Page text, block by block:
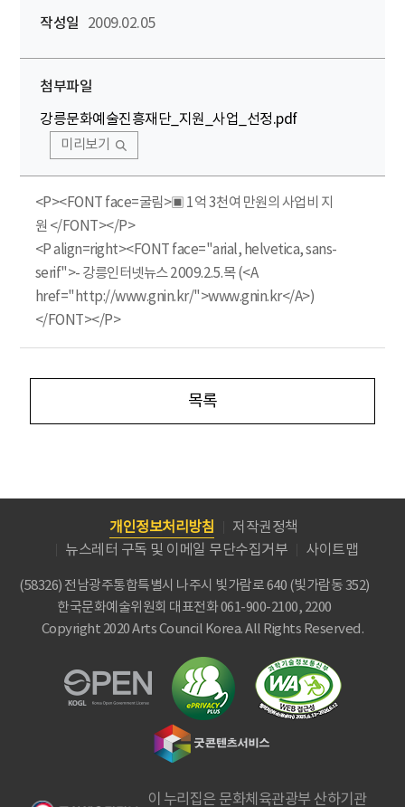
작성일
2009.02.05
첨부파일
강릉문화예술진흥재단_지원_사업_선정.pdf
미리보기
<P><FONT face=굴림>▣ 1억 3천여 만원의 사업비 지
원 </FONT></P>
<P align=right><FONT face="arial, helvetica, sans-
serif">- 강릉인터넷뉴스 2009.2.5.목 (<A
href="http://www.gnin.kr/">www.gnin.kr</A>)
</FONT></P>
목록
개인정보처리방침
저작권정책
뉴스레터 구독 및 이메일 무단수집거부
사이트맵
(58326) 전남광주통합특별시 나주시 빛가람로 640 (빛가람동 352)
한국문화예술위원회 대표전화 061-900-2100, 2200
Copyright 2020 Arts Council Korea. All Rights Reserved.
이 누리집은 문화체육관광부 산하기관